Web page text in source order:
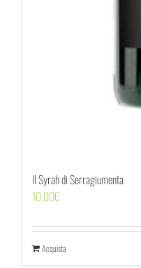
Il Syrah di Serragiumenta
10,00€
Acquista